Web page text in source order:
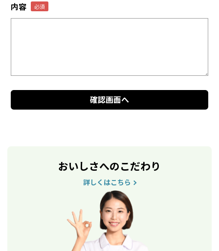
内容
おいしさへのこだわり
詳しくはこちら